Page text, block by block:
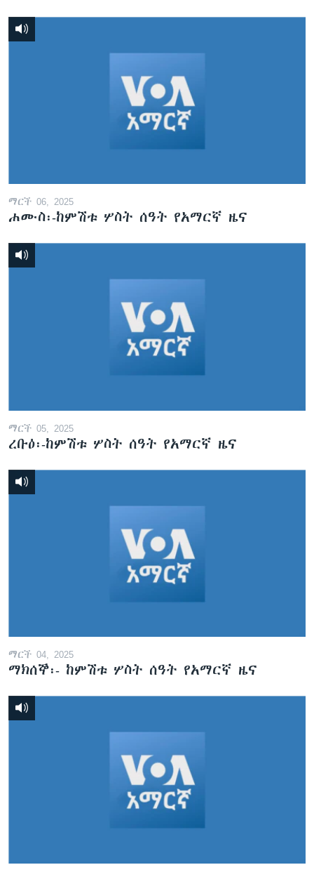
ማርች 06, 2025
ሐሙስ፡-ከምሽቱ ሦስት ሰዓት የአማርኛ ዜና
ማርች 05, 2025
ረቡዕ፡-ከምሽቱ ሦስት ሰዓት የአማርኛ ዜና
ማርች 04, 2025
ማክሰኞ፡- ከምሽቱ ሦስት ሰዓት የአማርኛ ዜና